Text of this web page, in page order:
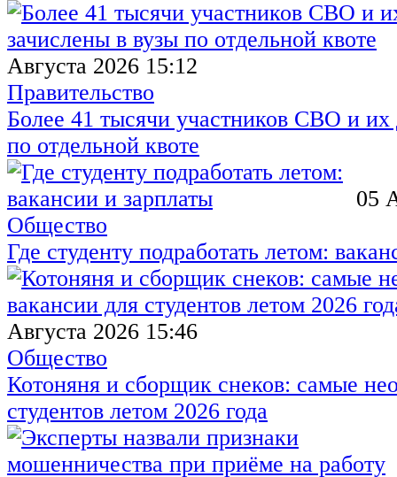
Августа 2026 15:12
Правительство
Более 41 тысячи участников СВО и их
по отдельной квоте
05
Общество
Где студенту подработать летом:
Августа 2026 15:46
Общество
Котоняня и сборщик снеков: самые
студентов летом 2026 года